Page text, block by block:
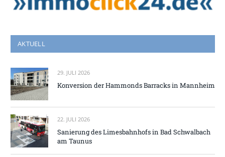
AKTUELL
29. JULI 2026
Konversion der Hammonds Barracks in Mannheim
22. JULI 2026
Sanierung des Limesbahnhofs in Bad Schwalbach
am Taunus